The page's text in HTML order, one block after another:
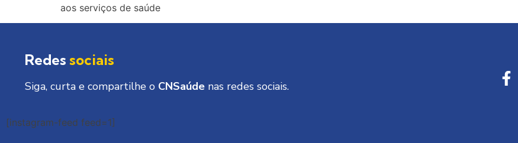
aos serviços de saúde
Redes sociais
Siga, curta e compartilhe o CNSaúde nas redes sociais.
[instagram-feed feed=1]